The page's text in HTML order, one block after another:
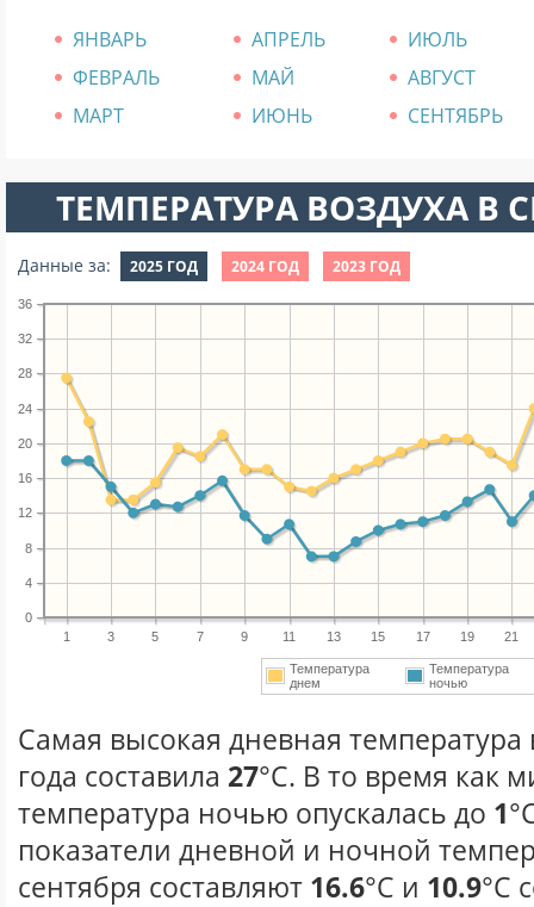
ЯНВАРЬ АПРЕЛЬ
ИЮЛЬ
ФЕВРАЛЬ
МАЙ
АВГУСТ
МАРТ
ИЮНЬ СЕНТЯБРЬ
ТЕМПЕРАТУРА ВОЗДУХА В
Данные за: 2025 ГОД 2024 ГОД 2023 ГОД
1 3 5 7 9 11 13 15 17 19 21
0
4
8
12
16
20
24
28
32
36
Температура
днем
Температура
ночью
Самая высокая дневная температура
года составила 27°С. В то время как
температура ночью опускалась до 1
показатели дневной и ночной
сентября составляют 16.6°С и 10.9°С